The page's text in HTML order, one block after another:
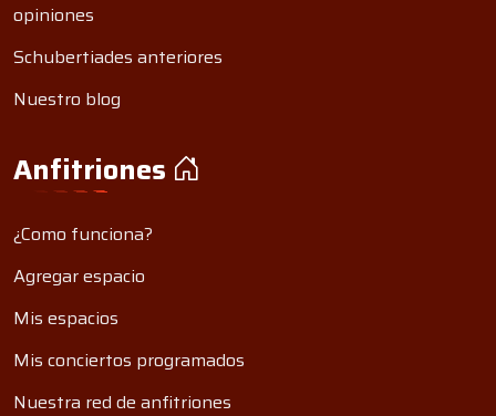
opiniones
Schubertiades anteriores
Nuestro blog
Anfitriones
¿Como funciona?
Agregar espacio
Mis espacios
Mis conciertos programados
Nuestra red de anfitriones